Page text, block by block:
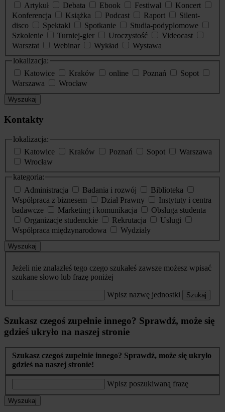
Artykuł
Debata Ebook Festiwal
Koncert
Konferencja
Książka Podcast Raport
Silent-
disco
Spektakl Spotkanie
Studia-podyplomowe
Szkolenie
Turniej-gier Uroczystość
Videocast
Warsztat
Webinar Wykład
Wystawa
lokalizacja:
Katowice
Kraków online Poznań
Sopot
Warszawa
Wrocław
Wyszukaj
Kontakty
lokalizacja:
Katowice
Kraków Poznań Sopot
Warszawa
Wrocław
kategoria:
Administracja
Badania i rozwój
Biblioteka
Współpraca z biznesem
Dział Prawny
Instytuty i centra
badawcze
Marketing i komunikacja
Obsługa studenta
Organizacje studenckie
Rekrutacja
Usługi
Współpraca międzynarodowa
Wydziały
Wyszukaj
Jeżeli nie znalazłeś tego czego szukałeś zawsze możesz wpisać
szukane słowo lub frazę poniżej
Wpisz nazwę jednostki Szukaj
Szukasz czegoś zupełnie innego? Sprawdź, może się
gdzieś ukryło na naszej stronie
Szukasz czegoś zupełnie innego? Sprawdź, może się ukryło
gdzieś na naszej stronie!
Wpisz poszukiwaną frazę
Wyszukaj